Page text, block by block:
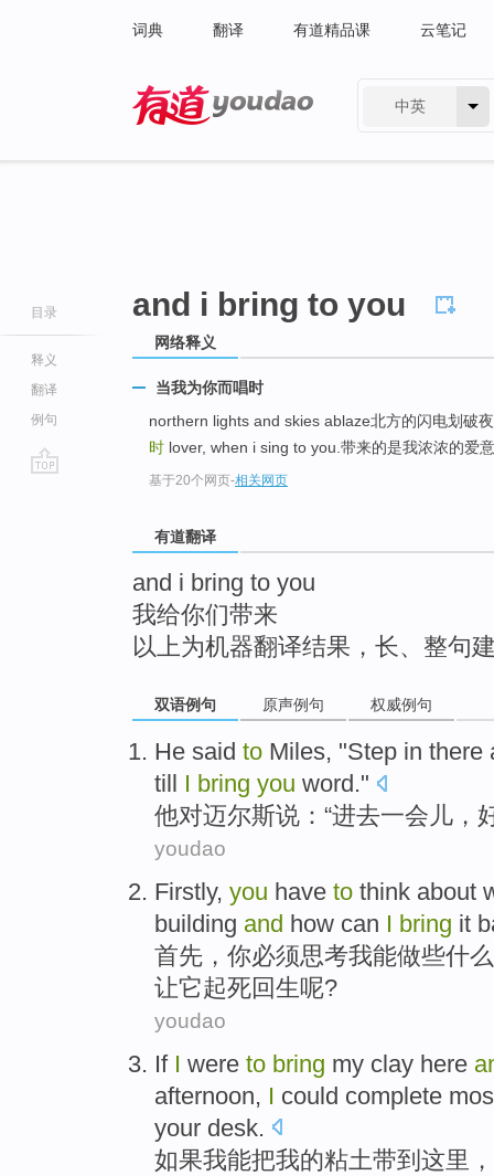
词典 翻译 有道精品课 云笔记
中英
目录
释义
翻译
例句
and i bring to you
网络释义
当我为你而唱时
northern lights and skies ablaze北方的闪电划破
时 lover, when i sing to you.带来的是我浓浓的爱
基于20个网页-相关网页
有道翻译
and i bring to you
我给你们带来
以上为机器翻译结果，长、整句
双语例句 原声例句 权威例句
He said to Miles, "Step in there
till I bring you word."
他对迈尔斯说 ：“进去一会儿 ，
youdao
Firstly, you have to think about
building and how can I bring it
首先 ， 你必须思考我能做些什么
让它起死回生呢?
youdao
If I were to bring my clay here
afternoon, I could complete
your desk.
如果我能把我的粘土带到这里